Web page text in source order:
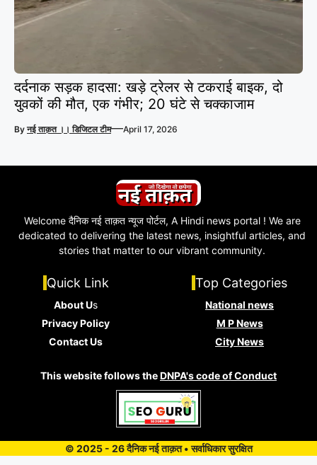
दर्दनाक सड़क हादसा: खड़े ट्रेलर से टकराई बाइक, दो
युवकों की मौत, एक गंभीर; 20 घंटे से चक्काजाम
Byनई ताक़त ।। डिजिटल टीम—April 17, 2026
Welcome दैनिक नई ताक़त न्यूज पोर्टल, A Hindi news portal ! We are
dedicated to delivering the latest news, insightful articles, and
stories that matter to our vibrant community.
Quick Link
About Us
Privacy Policy
Contact Us
Top Categories
National news
M P News
City News
This website follows theDNPA's code of Conduct
© 2025 - 26 दैनिक नई ताक़त • सर्वाधिकार सुरक्षित